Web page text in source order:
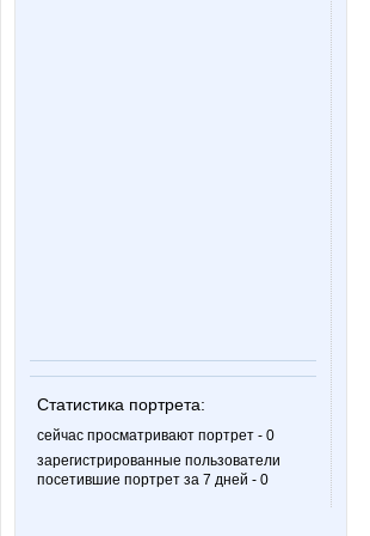
Статистика портрета:
сейчас просматривают портрет - 0
зарегистрированные пользователи
посетившие портрет за 7 дней - 0